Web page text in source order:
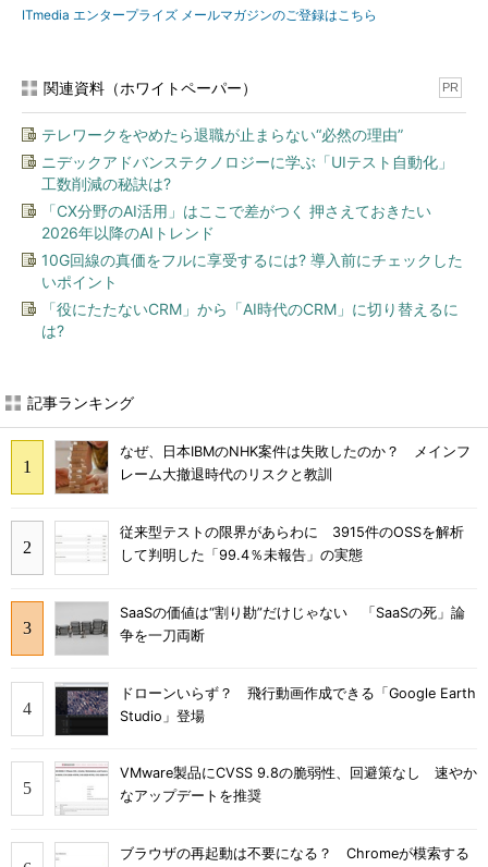
ITmedia エンタープライズ メールマガジンのご登録はこちら
関連資料（ホワイトペーパー） PR
テレワークをやめたら退職が止まらない“必然の理由”
ニデックアドバンステクノロジーに学ぶ「UIテスト自動化」
工数削減の秘訣は?
「CX分野のAI活用」はここで差がつく 押さえておきたい
2026年以降のAIトレンド
10G回線の真価をフルに享受するには? 導入前にチェックした
いポイント
「役にたたないCRM」から「AI時代のCRM」に切り替えるに
は?
記事ランキング
なぜ、日本IBMのNHK案件は失敗したのか？ メインフ
レーム大撤退時代のリスクと教訓
従来型テストの限界があらわに 3915件のOSSを解析
して判明した「99.4％未報告」の実態
SaaSの価値は“割り勘”だけじゃない 「SaaSの死」論
争を一刀両断
ドローンいらず？ 飛行動画作成できる「Google Earth
Studio」登場
VMware製品にCVSS 9.8の脆弱性、回避策なし 速やか
なアップデートを推奨
ブラウザの再起動は不要になる？ Chromeが模索する